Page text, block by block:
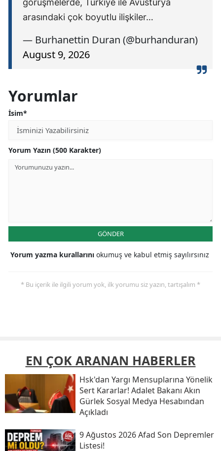
görüşmelerde, Türkiye ile Avusturya
arasındaki çok boyutlu ilişkiler…
— Burhanettin Duran (@burhanduran)
August 9, 2026
Yorumlar
İsim*
Yorum Yazın (500 Karakter)
GÖNDER
Yorum yazma kurallarını okumuş ve kabul etmiş sayılırsınız
* Bu içerik ile ilgili yorum yok, ilk yorumu siz yazın, tartışalım *
EN ÇOK ARANAN HABERLER
Hsk'dan Yargı Mensuplarına Yönelik
Sert Kararlar! Adalet Bakanı Akın
Gürlek Sosyal Medya Hesabından
Açıkladı
9 Ağustos 2026 Afad Son Depremler
Listesi!